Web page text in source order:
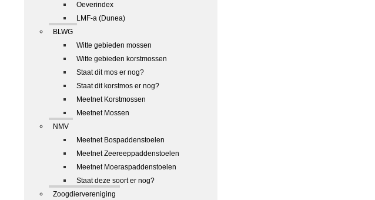
Oeverindex
LMF-a (Dunea)
BLWG
Witte gebieden mossen
Witte gebieden korstmossen
Staat dit mos er nog?
Staat dit korstmos er nog?
Meetnet Korstmossen
Meetnet Mossen
NMV
Meetnet Bospaddenstoelen
Meetnet Zeereeppaddenstoelen
Meetnet Moeraspaddenstoelen
Staat deze soort er nog?
Zoogdiervereniging